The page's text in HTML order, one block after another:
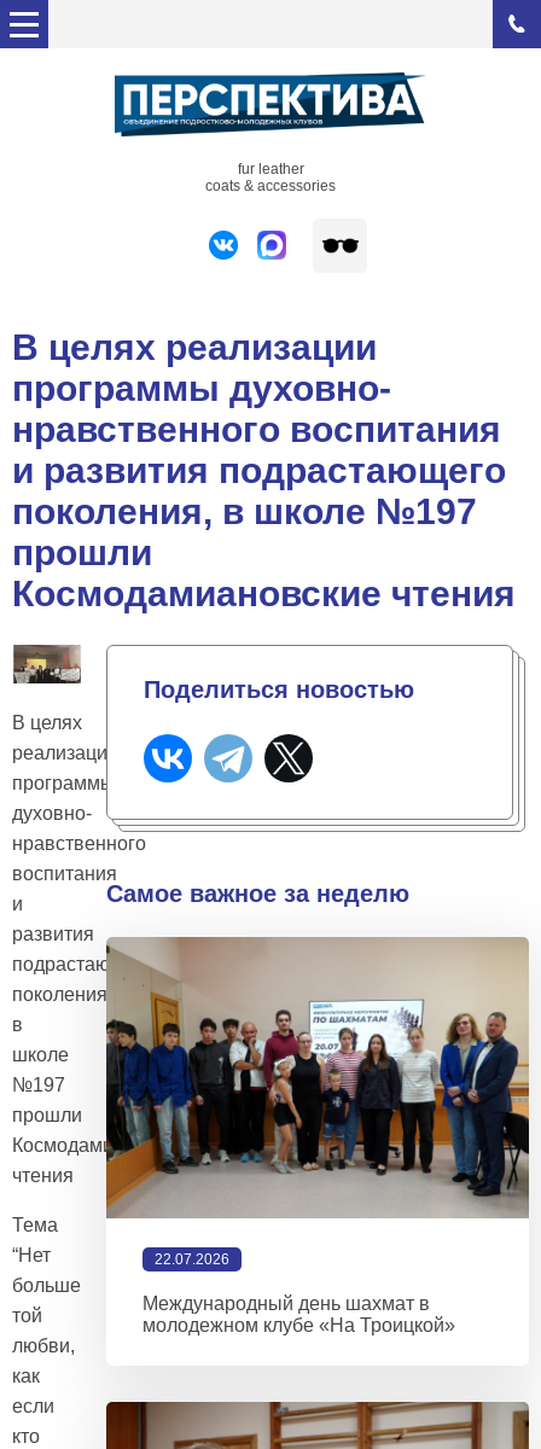
fur leather
coats & accessories
В целях реализации
программы духовно-
нравственного воспитания
и развития подрастающего
поколения, в школе №197
прошли
Космодамиановские чтения
В целях
реализации
программы
духовно-
нравственного
воспитания
и
развития
подрастающего
поколения,
в
школе
№197
прошли
Космодамиановские
чтения
Тема
“Нет
больше
той
любви,
как
если
кто
Поделиться новостью
Самое важное за неделю
22.07.2026
Международный день шахмат в
молодежном клубе «На Троицкой»